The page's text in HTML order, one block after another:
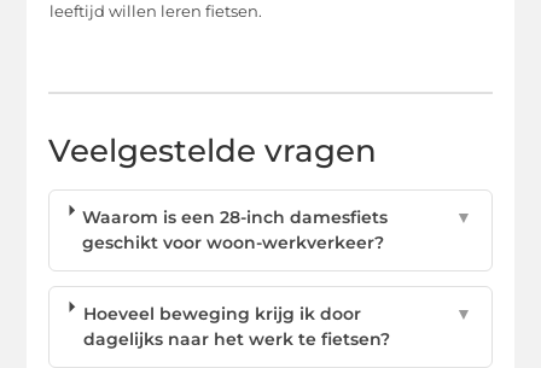
leeftijd willen leren fietsen.
Veelgestelde vragen
Waarom is een 28-inch damesfiets
geschikt voor woon-werkverkeer?
▼
Hoeveel beweging krijg ik door
dagelijks naar het werk te fietsen?
▼